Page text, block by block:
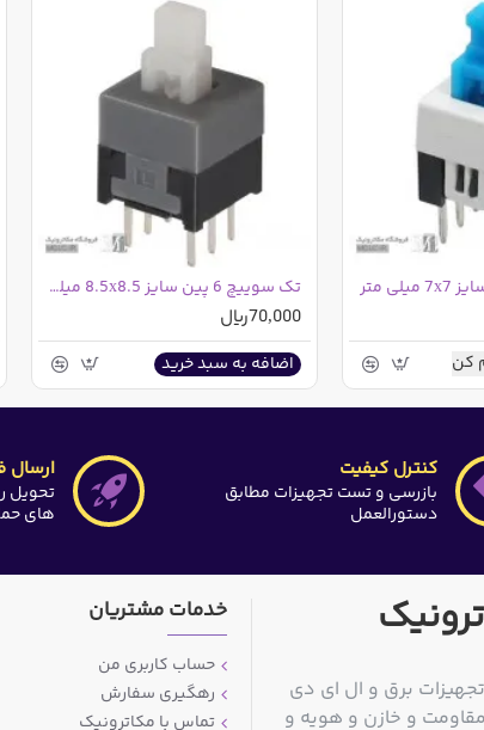
کن
تک سوییچ 6 پین سایز 8.5x8.5 میلی متر
70,000ریال
اضافه به سبد خرید
کنترل کیفیت
بازرسی و تست تجهیزات مطابق
دستورالعمل
ارسال
تحویل
های
تجهیزات برق و ال ای دی
و خازن و هویه و
خدمات مشتریان
حساب کاربری من
رهگیری سفارش
تماس با مکاترونیک